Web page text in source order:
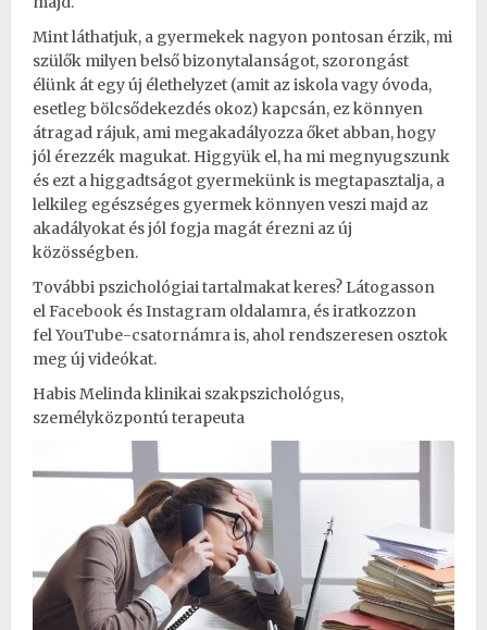
Mint láthatjuk, a gyermekek nagyon pontosan érzik, mi
szülők milyen belső bizonytalanságot, szorongást
élünk át egy új élethelyzet (amit az iskola vagy óvoda,
esetleg bölcsődekezdés okoz) kapcsán, ez könnyen
átragad rájuk, ami megakadályozza őket abban, hogy
jól érezzék magukat. Higgyük el, ha mi megnyugszunk
és ezt a higgadtságot gyermekünk is megtapasztalja, a
lelkileg egészséges gyermek könnyen veszi majd az
akadályokat és jól fogja magát érezni az új
közösségben.
További pszichológiai tartalmakat keres? Látogasson
elFacebook ésInstagram oldalamra, és iratkozzon
felYouTube-csatornámrais, ahol rendszeresen osztok
meg új videókat.
Habis Melinda klinikai szakpszichológus,
személyközpontú terapeuta